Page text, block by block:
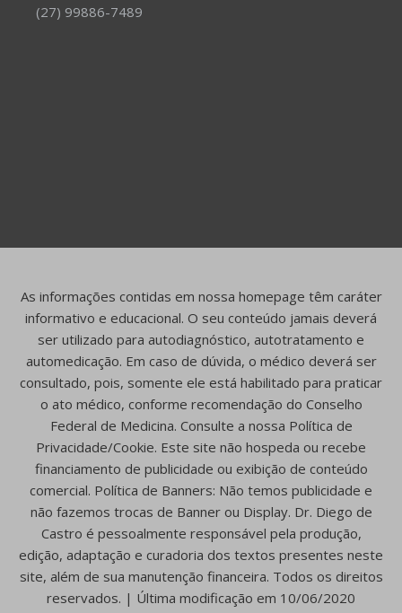
(27) 99886-7489
As informações contidas em nossa homepage têm caráter
informativo e educacional. O seu conteúdo jamais deverá
ser utilizado para autodiagnóstico, autotratamento e
automedicação. Em caso de dúvida, o médico deverá ser
consultado, pois, somente ele está habilitado para praticar
o ato médico, conforme recomendação do Conselho
Federal de Medicina. Consulte a nossa Política de
Privacidade/Cookie. Este site não hospeda ou recebe
financiamento de publicidade ou exibição de conteúdo
comercial. Política de Banners: Não temos publicidade e
não fazemos trocas de Banner ou Display. Dr. Diego de
Castro é pessoalmente responsável pela produção,
edição, adaptação e curadoria dos textos presentes neste
site, além de sua manutenção financeira. Todos os direitos
reservados. | Última modificação em 10/06/2020